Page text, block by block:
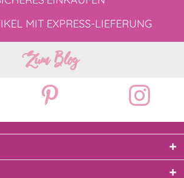
MIT EXPRESS-LIEFERUNG
Zum Blog